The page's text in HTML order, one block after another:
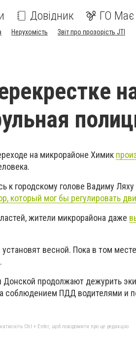
Довідник ГО Має
Нерухомість Звіт про прозорість JTI
на микрорайоне Химик
к городскому голове Вадиму
который мог бы регулировать
жители микрорайона даже
весной. Пока в том
продолжают дежурить
соблюдением ПДД водителями и
Ctrl + Enter, щоб повідомити про це редакцію